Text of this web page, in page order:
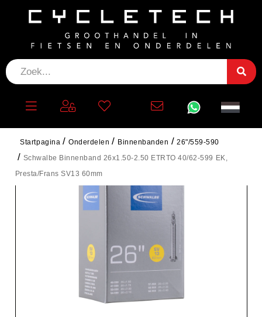
Startpagina Onderdelen Binnenbanden
26"/559-590
Schwalbe Binnenband 26x1.50-2.50 ETRTO 40/62-599 EK,
Presta/Frans SV13 60mm